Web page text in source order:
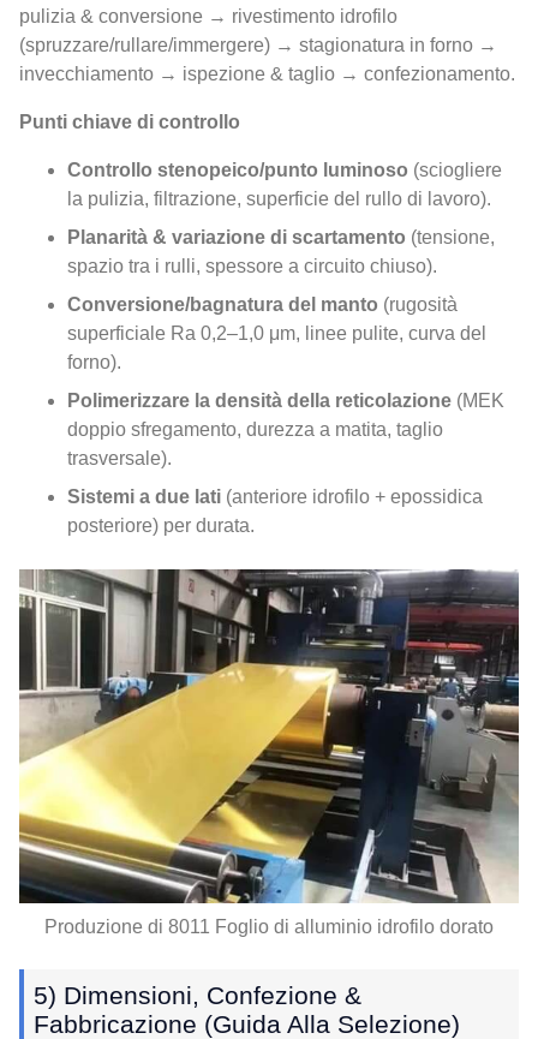
pulizia & conversione → rivestimento idrofilo
(spruzzare/rullare/immergere) → stagionatura in forno →
invecchiamento → ispezione & taglio → confezionamento.
Punti chiave di controllo
Controllo stenopeico/punto luminoso (sciogliere
la pulizia, filtrazione, superficie del rullo di lavoro).
Planarità & variazione di scartamento (tensione,
spazio tra i rulli, spessore a circuito chiuso).
Conversione/bagnatura del manto (rugosità
superficiale Ra 0,2–1,0 μm, linee pulite, curva del
forno).
Polimerizzare la densità della reticolazione (MEK
doppio sfregamento, durezza a matita, taglio
trasversale).
Sistemi a due lati (anteriore idrofilo + epossidica
posteriore) per durata.
Produzione di 8011 Foglio di alluminio idrofilo dorato
5) Dimensioni, Confezione &
Fabbricazione (Guida Alla Selezione)